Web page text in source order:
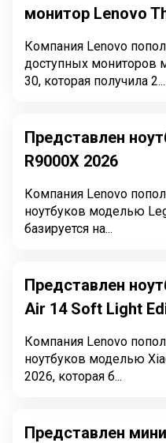
монитор Lenovo
Компания Lenovo
доступных мониторов
30, которая получила 2...
Представлен
R9000X 2026
Компания Lenovo
ноутбуков моделью
базируется на...
Представлен
Air 14 Soft Light
Компания Lenovo
ноутбуков моделью
2026, которая б...
Представлен